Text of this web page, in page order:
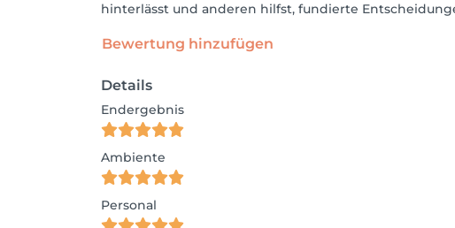
hinterlässt und anderen hilfst, fundierte
Bewertung hinzufügen
Details
Endergebnis
Ambiente
Personal